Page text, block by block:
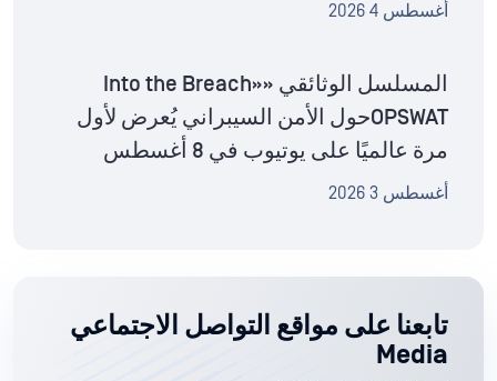
أغسطس 4 2026
المسلسل الوثائقي «Into the Breach»
OPSWATحول الأمن السيبراني يُعرض لأول
مرة عالميًا على يوتيوب في 8 أغسطس
أغسطس 3 2026
تابعنا على مواقع التواصل الاجتماعي
Media